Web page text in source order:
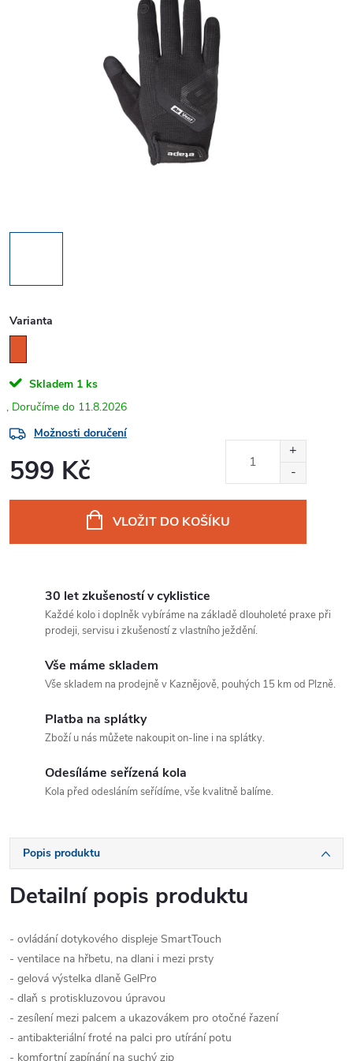
Varianta
Skladem 1 ks
11.8.2026
Možnosti doručení
599 Kč
VLOŽIT DO KOŠÍKU
30 let zkušeností v cyklistice
Každé kolo i doplněk vybíráme na základě dlouholeté praxe při
prodeji, servisu i zkušeností z vlastního ježdění.
Vše máme skladem
Vše skladem na prodejně v Kaznějově, pouhých 15 km od Plzně.
Platba na splátky
Zboží u nás můžete nakoupit on-line i na splátky.
Odesíláme seřízená kola
Kola před odesláním seřídíme, vše kvalitně balíme.
Popis produktu
Detailní popis produktu
- ovládání dotykového displeje SmartTouch
- ventilace na hřbetu, na dlani i mezi prsty
- gelová výstelka dlaně GelPro
- dlaň s protiskluzovou úpravou
- zesílení mezi palcem a ukazovákem pro otočné řazení
- antibakteriální froté na palci pro utírání potu
- komfortní zapínání na suchý zip